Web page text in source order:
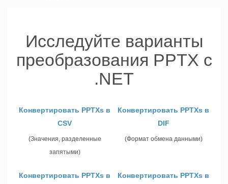
Исследуйте варианты
преобразования PPTX с
.NET
Конвертировать PPTXs в
CSV
(Значения, разделенные
запятыми)
Конвертировать PPTXs в
DIF
(Формат обмена данными)
Конвертировать PPTXs в
Конвертировать PPTXs в